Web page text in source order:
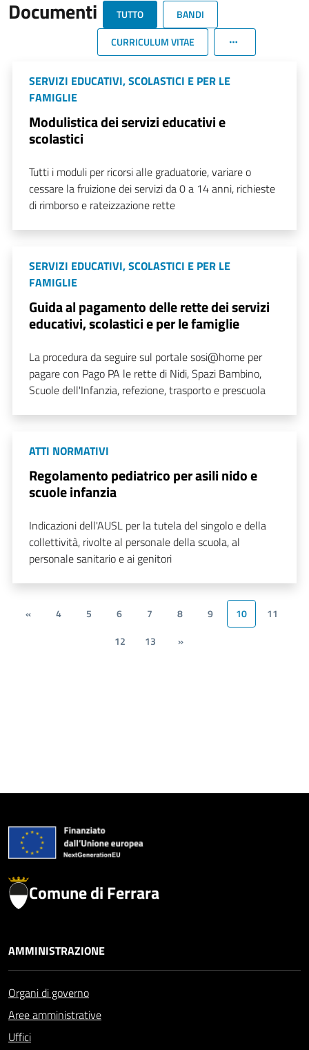
Documenti TUTTO
BANDI
CURRICULUM VITAE
SERVIZI EDUCATIVI, SCOLASTICI E PER LE
FAMIGLIE
Modulistica dei servizi educativi e
scolastici
Tutti i moduli per ricorsi alle graduatorie, variare o
cessare la fruizione dei servizi da 0 a 14 anni, richieste
di rimborso e rateizzazione rette
SERVIZI EDUCATIVI, SCOLASTICI E PER LE
FAMIGLIE
Guida al pagamento delle rette dei servizi
educativi, scolastici e per le famiglie
La procedura da seguire sul portale sosi@home per
pagare con Pago PA le rette di Nidi, Spazi Bambino,
Scuole dell'Infanzia, refezione, trasporto e prescuola
ATTI NORMATIVI
Regolamento pediatrico per asili nido e
scuole infanzia
Indicazioni dell'AUSL per la tutela del singolo e della
collettività, rivolte al personale della scuola, al
personale sanitario e ai genitori
« 4 5 6 7 8 9 10
11
12
13 »
Comune di Ferrara
AMMINISTRAZIONE
Organi di governo
Aree amministrative
Uffici